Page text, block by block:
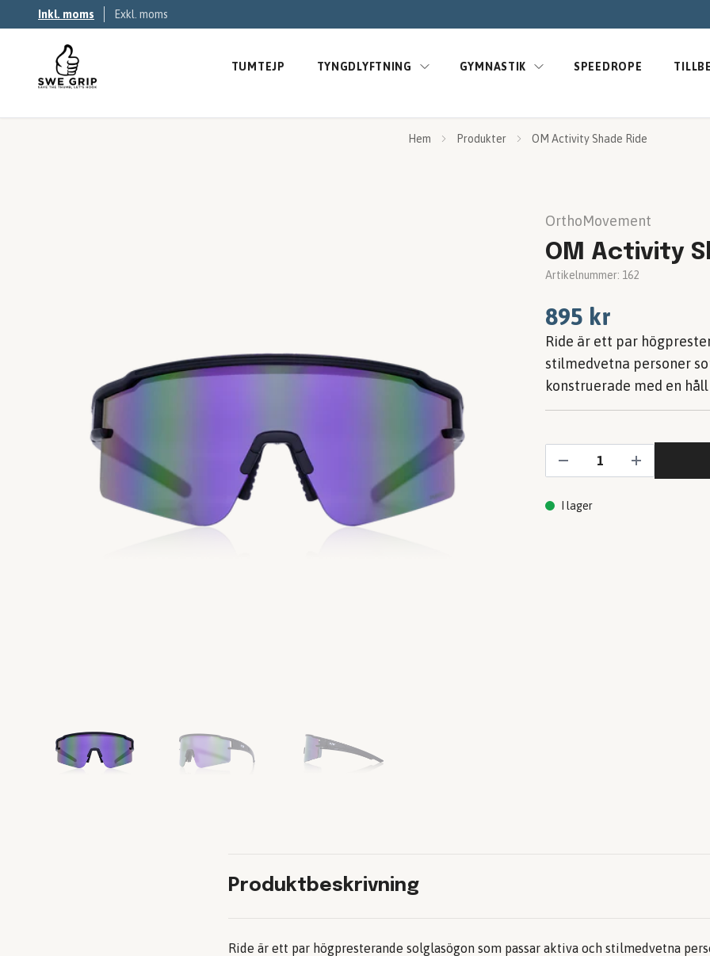
Inkl. moms Exkl. moms
TUMTEJP TYNGDLYFTNING GYMNASTIK SPEEDROPE
Hem Produkter OM Activity Shade Ride
OrthoMovement
OM Activity
Artikelnummer: 162
895 kr
Ride är ett par
stilmedvetna personer
konstruerade med en
I lager
Produktbeskrivning
Ride är ett par högpresterande solglasögon som passar aktiva och stilmedvetna